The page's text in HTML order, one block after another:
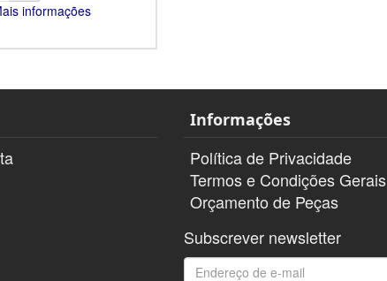
informações
Informações
Política de Privacidade
Termos e Condições Gerais
Orçamento de Peças
Subscrever newsletter